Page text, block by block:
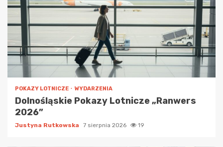
POKAZY LOTNICZE WYDARZENIA
Dolnośląskie Pokazy Lotnicze „Ranwers
2026”
Justyna Rutkowska 7 sierpnia 2026 19